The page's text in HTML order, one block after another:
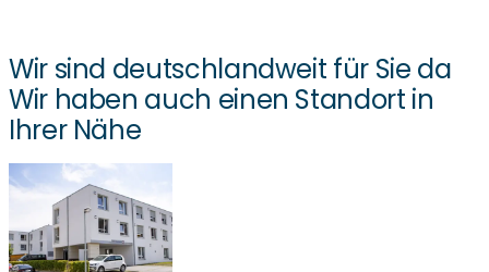
Wir sind deutschlandweit für Sie da
Wir haben auch einen Standort in
Ihrer Nähe